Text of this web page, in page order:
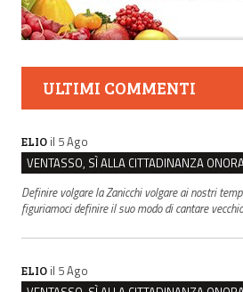
ULTIMI COMMENTI
ELIO il 5 Ago
Definire volgare la Zanicchi volgare ai nostri
figuriamoci definire il suo modo di cantare
ELIO il 5 Ago